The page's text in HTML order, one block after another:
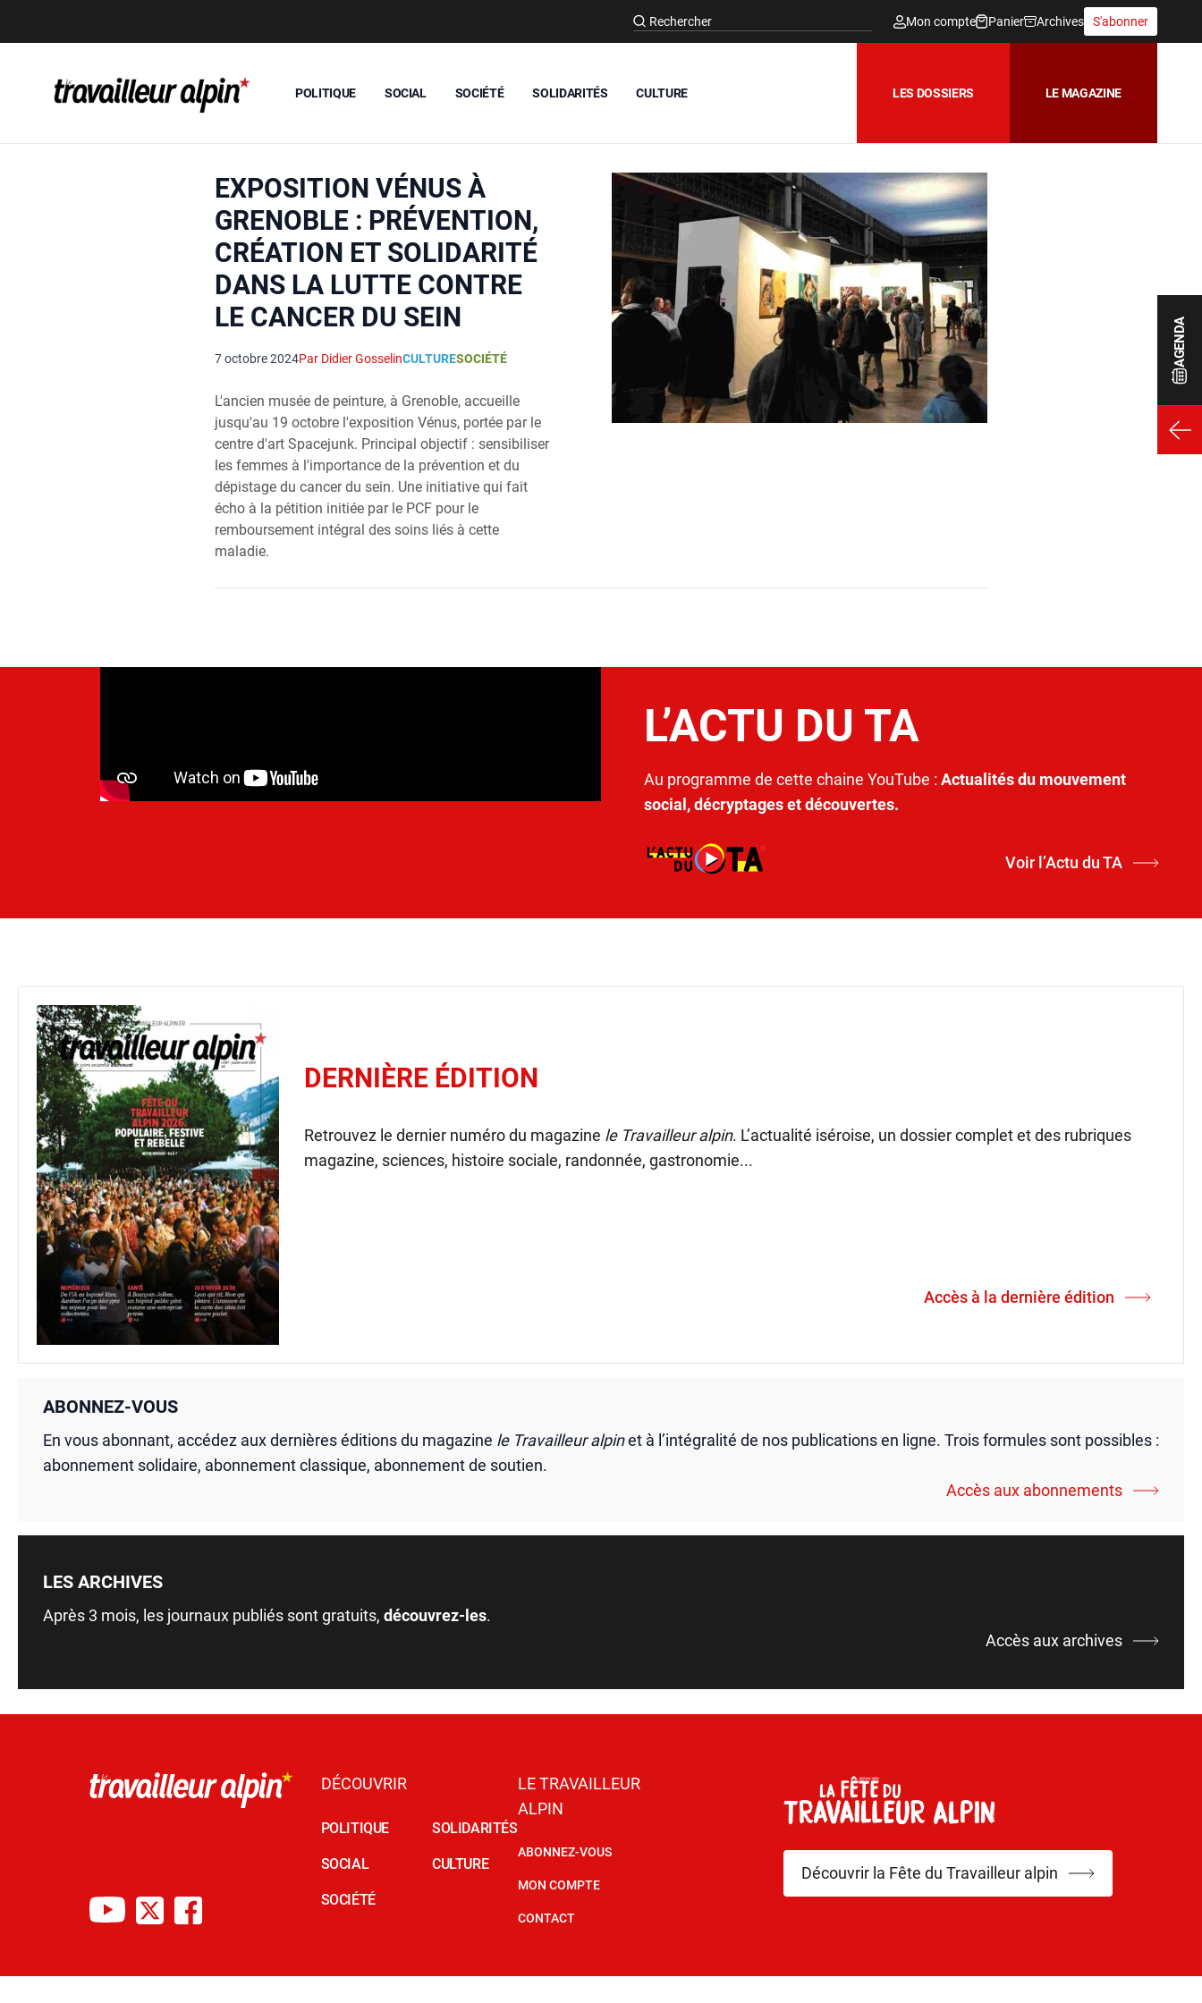
AGENDA
Mon compte Panier Archives S'abonner
POLITIQUE SOCIAL SOCIÉTÉ SOLIDARITÉS CULTURE LES DOSSIERS LE MAGAZINE
EXPOSITION VÉNUS À
GRENOBLE : PRÉVENTION,
CRÉATION ET SOLIDARITÉ
DANS LA LUTTE CONTRE
LE CANCER DU SEIN
7 octobre 2024Par Didier GosselinCULTURESOCIÉTÉ
L'ancien musée de peinture, à Grenoble, accueille
jusqu'au 19 octobre l'exposition Vénus, portée par le
centre d'art Spacejunk. Principal objectif : sensibiliser
les femmes à l'importance de la prévention et du
dépistage du cancer du sein. Une initiative qui fait
écho à la pétition initiée par le PCF pour le
remboursement intégral des soins liés à cette
maladie.
L’ACTU DU TA
Au programme de cette chaine YouTube : Actualités du mouvement
social, décryptages et découvertes.
Voir l’Actu du TA
DERNIÈRE ÉDITION
Retrouvez le dernier numéro du magazine le Travailleur alpin. L’actualité iséroise, un dossier complet et des rubriques
magazine, sciences, histoire sociale, randonnée, gastronomie...
Accès à la dernière édition
ABONNEZ-VOUS
En vous abonnant, accédez aux dernières éditions du magazine le Travailleur alpinet à l’intégralité de nos publications en ligne. Trois formules sont possibles :
abonnement solidaire, abonnement classique, abonnement de soutien.
Accès aux abonnements
LES ARCHIVES
Après 3 mois, les journaux publiés sont gratuits, découvrez-les.
Accès aux archives
DÉCOUVRIR
POLITIQUE
SOCIAL
SOCIÉTÉ
SOLIDARITÉS
CULTURE
LE TRAVAILLEUR
ALPIN
ABONNEZ-VOUS
MON COMPTE
CONTACT
Découvrir la Fête du Travailleur alpin